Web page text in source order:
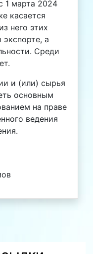
1 марта 2024
касается
него этих
а
Среди
и (или) сырья
основным
на праве
ведения